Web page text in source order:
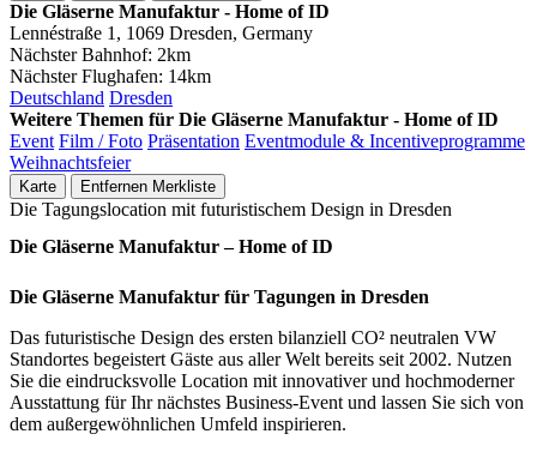
Die Gläserne Manufaktur - Home of ID
Lennéstraße 1, 1069 Dresden, Germany
Nächster Bahnhof: 2km
Nächster Flughafen: 14km
Deutschland Dresden
Weitere Themen für Die Gläserne Manufaktur - Home of ID
Event Film / Foto Präsentation Eventmodule & Incentiveprogramme
Weihnachtsfeier
Karte Entfernen Merkliste
Die Tagungslocation mit futuristischem Design in Dresden
Die Gläserne Manufaktur – Home of ID
Die Gläserne Manufaktur für Tagungen in Dresden
Das futuristische Design des ersten bilanziell CO² neutralen VW
Standortes begeistert Gäste aus aller Welt bereits seit 2002. Nutzen
Sie die eindrucksvolle Location mit innovativer und hochmoderner
Ausstattung für Ihr nächstes Business-Event und lassen Sie sich von
dem außergewöhnlichen Umfeld inspirieren.